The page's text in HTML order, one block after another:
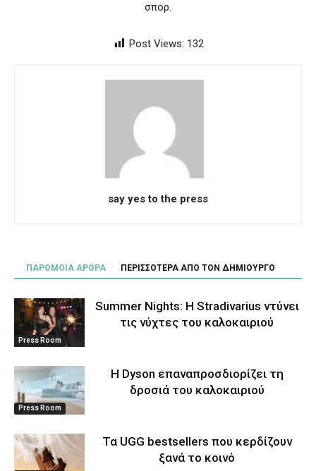
σπορ.
Post Views: 132
say yes to the press
ΠΑΡΟΜΟΙΑ ΑΡΘΡΑ ΠΕΡΙΣΣΟΤΕΡΑ ΑΠΟ ΤΟΝ ΔΗΜΙΟΥΡΓΟ
Press Room
Summer Nights: Η Stradivarius ντύνει
τις νύχτες του καλοκαιριού
Press Room
Η Dyson επαναπροσδιορίζει τη
δροσιά του καλοκαιριού
Τα UGG bestsellers που κερδίζουν
ξανά το κοινό